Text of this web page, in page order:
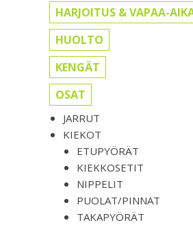
HARJOITUS & VAPAA-
HUOLTO
KENGÄT
OSAT
JARRUT
KIEKOT
ETUPYÖRÄT
KIEKKOSETIT
NIPPELIT
PUOLAT/PINNAT
TAKAPYÖRÄT